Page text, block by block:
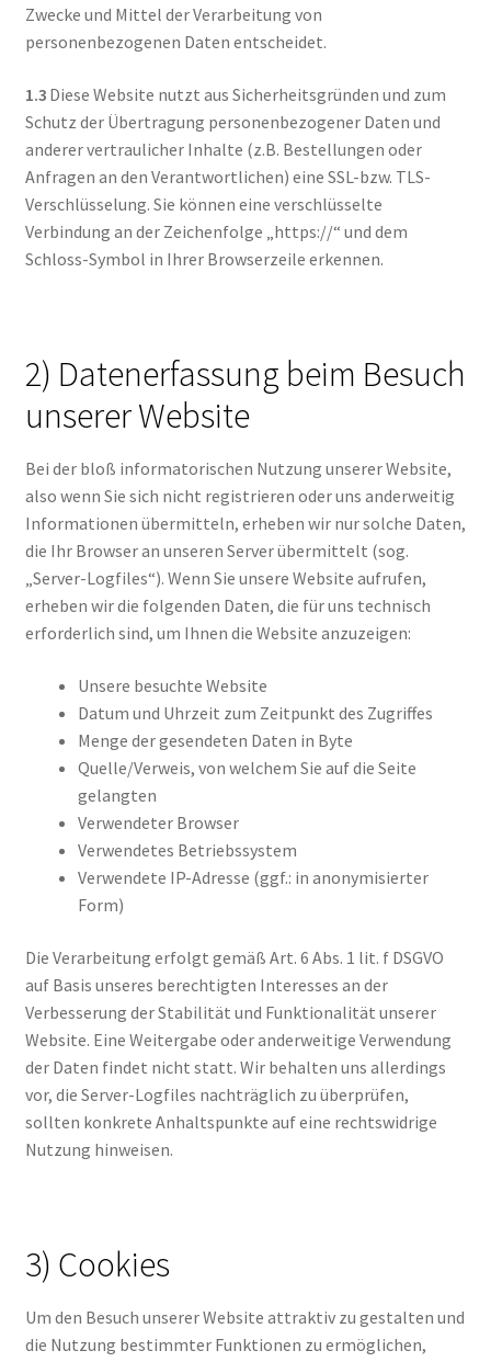
Versandinfos
Widerrufsbelehrung
Zahlungsarten
Zwecke und Mittel der Verarbeitung von
personenbezogenen Daten entscheidet.
1.3 Diese Website nutzt aus Sicherheitsgründen und zum
Schutz der Übertragung personenbezogener Daten und
anderer vertraulicher Inhalte (z.B. Bestellungen oder
Anfragen an den Verantwortlichen) eine SSL-bzw. TLS-
Verschlüsselung. Sie können eine verschlüsselte
Verbindung an der Zeichenfolge „https://“ und dem
Schloss-Symbol in Ihrer Browserzeile erkennen.
2) Datenerfassung beim Besuch
unserer Website
Bei der bloß informatorischen Nutzung unserer Website,
also wenn Sie sich nicht registrieren oder uns anderweitig
Informationen übermitteln, erheben wir nur solche Daten,
die Ihr Browser an unseren Server übermittelt (sog.
„Server-Logfiles“). Wenn Sie unsere Website aufrufen,
erheben wir die folgenden Daten, die für uns technisch
erforderlich sind, um Ihnen die Website anzuzeigen:
Unsere besuchte Website
Datum und Uhrzeit zum Zeitpunkt des Zugriffes
Menge der gesendeten Daten in Byte
Quelle/Verweis, von welchem Sie auf die Seite
gelangten
Verwendeter Browser
Verwendetes Betriebssystem
Verwendete IP-Adresse (ggf.: in anonymisierter
Form)
Die Verarbeitung erfolgt gemäß Art. 6 Abs. 1 lit. f DSGVO
auf Basis unseres berechtigten Interesses an der
Verbesserung der Stabilität und Funktionalität unserer
Website. Eine Weitergabe oder anderweitige Verwendung
der Daten findet nicht statt. Wir behalten uns allerdings
vor, die Server-Logfiles nachträglich zu überprüfen,
sollten konkrete Anhaltspunkte auf eine rechtswidrige
Nutzung hinweisen.
3) Cookies
Um den Besuch unserer Website attraktiv zu gestalten und
die Nutzung bestimmter Funktionen zu ermöglichen,